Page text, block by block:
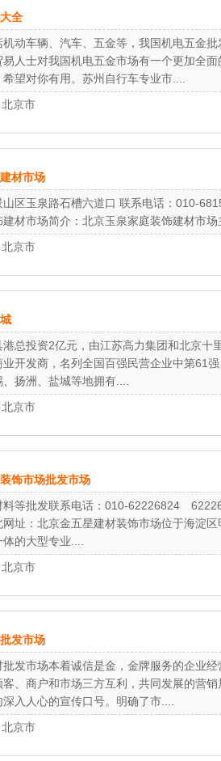
全
动车辆、汽车、五金等，我国机电五金
人士对我国机电五金市场有一个更加全
望对你有用。苏州自行车专业市....
北京市
材市场
区玉泉路石槽六道口 联系电话：010-
材市场简介：北京玉泉家庭装饰建材市场
北京市
投资2亿元，由江苏高力集团和北京十
开发商，名列全国百强民营企业中第61
扬洲、盐城等地拥有....
北京市
饰市场批发市场
料等批发联系电话：010-62226824
网址：北京金五星建材装饰市场位于海淀
的大型专业....
北京市
发市场
发市场本着诚信是金，金牌服务的企业
、商户和市场三方互利，共同发展的营
入人心的宣传口号。明确了市....
北京市